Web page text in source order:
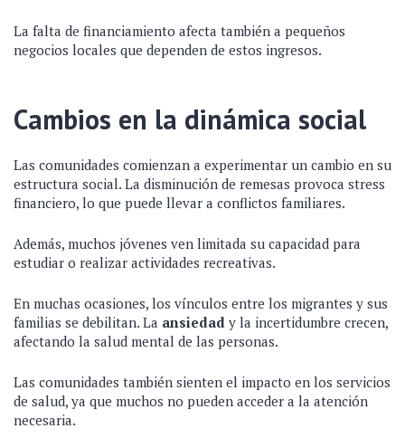
La falta de financiamiento afecta también a pequeños
negocios locales que dependen de estos ingresos.
Cambios en la dinámica social
Las comunidades comienzan a experimentar un cambio en su
estructura social. La disminución de remesas provoca stress
financiero, lo que puede llevar a conflictos familiares.
Además, muchos jóvenes ven limitada su capacidad para
estudiar o realizar actividades recreativas.
En muchas ocasiones, los vínculos entre los migrantes y sus
familias se debilitan. La ansiedad y la incertidumbre crecen,
afectando la salud mental de las personas.
Las comunidades también sienten el impacto en los servicios
de salud, ya que muchos no pueden acceder a la atención
necesaria.